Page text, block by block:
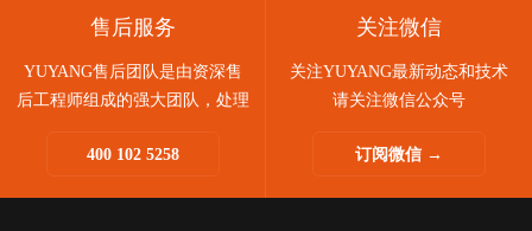
售后服务
YUYANG售后团队是由资深售
后工程师组成的强大团队，处理
快速诊断和响应，助您售后无
400 102 5258
关注微信
关注YUYANG最新动态和技术
请关注微信公众号
订阅微信 →